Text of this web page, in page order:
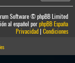
Software © phpBB Limited
al español porphpBB España
Privacidad|Condiciones